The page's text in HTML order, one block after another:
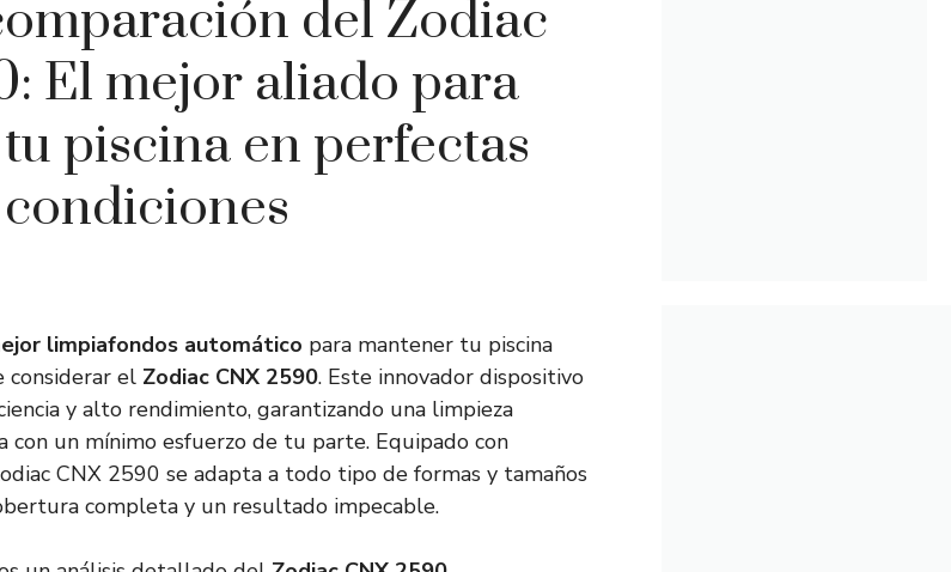
del Zodiac
El mejor aliado para
piscina en perfectas
condiciones
limpiafondos automático para mantener tu piscina
considerar el Zodiac CNX 2590. Este innovador dispositivo
y alto rendimiento, garantizando una limpieza
con un mínimo esfuerzo de tu parte. Equipado con
CNX 2590 se adapta a todo tipo de formas y tamaños
completa y un resultado impecable.